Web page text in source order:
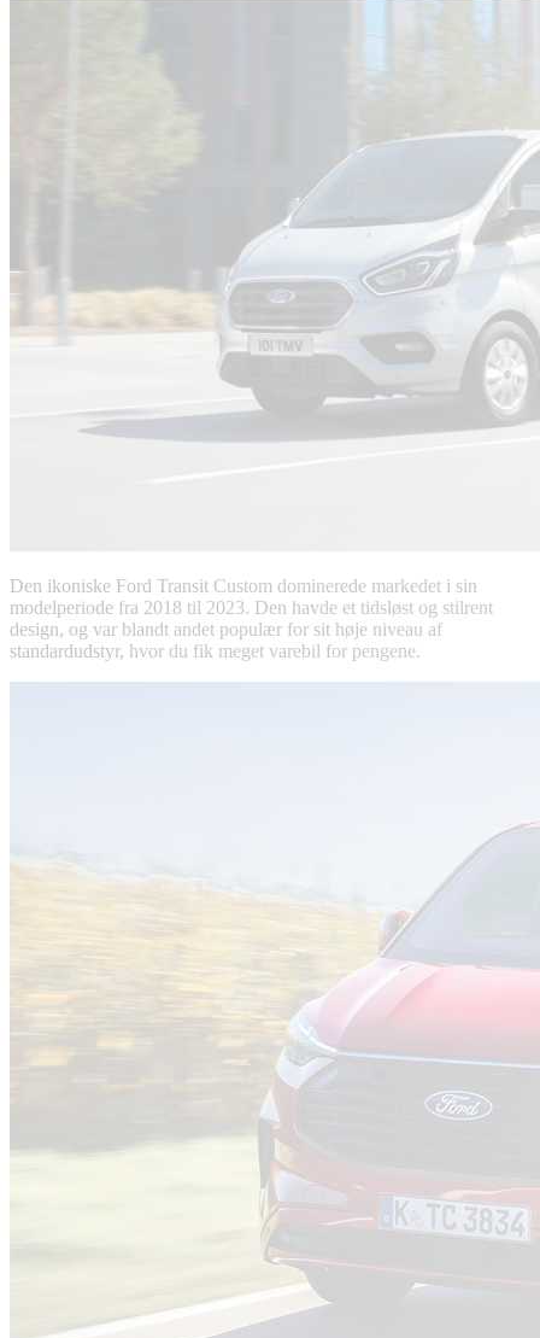
Den ikoniske Ford Transit Custom dominerede markedet i sin
modelperiode fra 2018 til 2023. Den havde et tidsløst og stilrent
design, og var blandt andet populær for sit høje niveau af
standardudstyr, hvor du fik meget varebil for pengene.